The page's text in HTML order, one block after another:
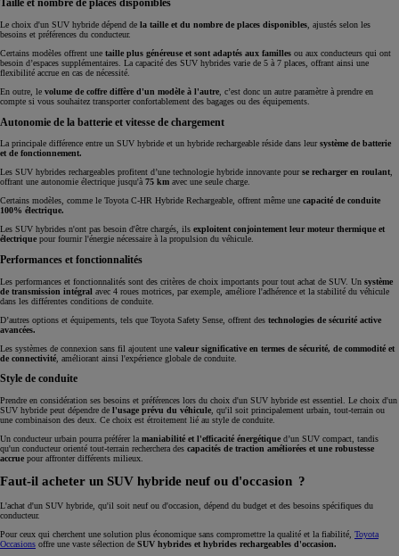
Taille et nombre de places disponibles
Le choix d'un SUV hybride dépend de la taille et du nombre de places disponibles , ajustés selon les
besoins et préférences du conducteur.
Certains modèles offrent une taille plus généreuse et sont adaptés aux familles ou aux conducteurs qui ont
besoin d’espaces supplémentaires. La capacité des SUV hybrides varie de 5 à 7 places, offrant ainsi une
flexibilité accrue en cas de nécessité.
En outre, le volume de coffre diffère d'un modèle à l'autre , c’est donc un autre paramètre à prendre en
compte si vous souhaitez transporter confortablement des bagages ou des équipements.
Autonomie de la batterie et vitesse de chargement
La principale différence entre un SUV hybride et un hybride rechargeable réside dans leursystème de batterie
et de fonctionnement.
Les SUV hybrides rechargeables profitent d’une technologie hybride innovante pourse recharger en roulant,
offrant une autonomie électrique jusqu'à 75 km avec une seule charge.
Certains modèles, comme le Toyota C-HR Hybride Rechargeable, offrent même une capacité de conduite
100% électrique.
Les SUV hybrides n'ont pas besoin d'être chargés, ils exploitent conjointement leur moteur thermique et
électrique pour fournir l'énergie nécessaire à la propulsion du véhicule.
Performances et fonctionnalités
Les performances et fonctionnalités sont des critères de choix importants pour tout achat de SUV. Un système
de transmission intégral avec 4 roues motrices, par exemple, améliore l'adhérence et la stabilité du véhicule
dans les différentes conditions de conduite.
D’autres options et équipements, tels que Toyota Safety Sense, offrent des technologies de sécurité active
avancées.
Les systèmes de connexion sans fil ajoutent une valeur significative en termes de sécurité, de commodité et
de connectivité , améliorant ainsi l'expérience globale de conduite.
Style de conduite
Prendre en considération ses besoins et préférences lors du choix d'un SUV hybride est essentiel. Le choix d'un
SUV hybride peut dépendre de l'usage prévu du véhicule , qu'il soit principalement urbain, tout-terrain ou
une combinaison des deux. Ce choix est étroitement lié au style de conduite.
Un conducteur urbain pourra préférer la maniabilité et l'efficacité énergétique d’un SUV compact, tandis
qu'un conducteur orienté tout-terrain recherchera des capacités de traction améliorées et une robustesse
accrue pour affronter différents milieux.
Faut-il acheter un SUV hybride neuf ou d'occasion ?
L'achat d'un SUV hybride, qu'il soit neuf ou d'occasion, dépend du budget et des besoins spécifiques du
conducteur.
Pour ceux qui cherchent une solution plus économique sans compromettre la qualité et la fiabilité, Toyota
Occasions offre une vaste sélection de SUV hybrides et hybrides rechargeables d'occasion.